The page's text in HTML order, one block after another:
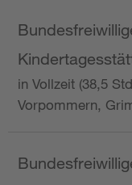
in Vollzeit (38,5
Vorpommern,